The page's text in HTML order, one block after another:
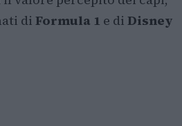
di Formula 1 e di Disney